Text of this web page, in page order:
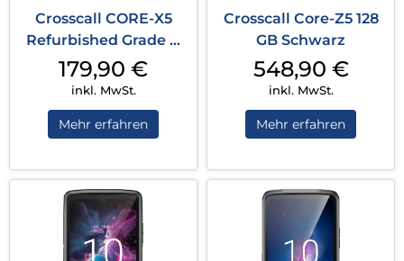
Crosscall CORE-X5
Refurbished Grade B
64 GB Schwar...
179,90 €
inkl. MwSt.
Mehr erfahren
Crosscall Core-Z5 128
GB Schwarz
548,90 €
inkl. MwSt.
Mehr erfahren